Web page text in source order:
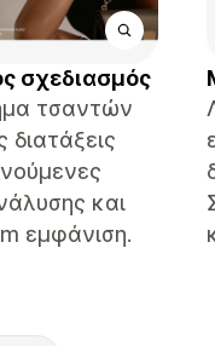
σχεδιασμός
τσαντών
και
εμφάνιση.